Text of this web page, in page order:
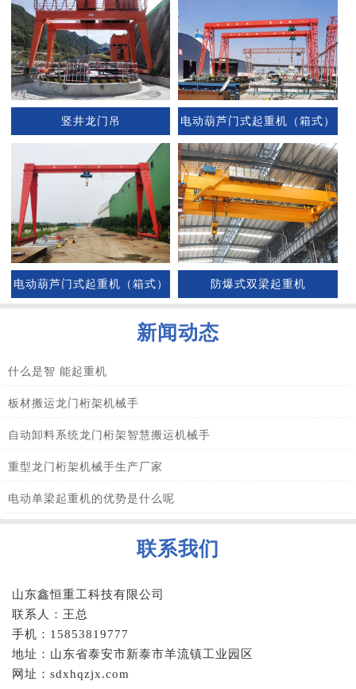
竖井龙门吊 电动葫芦门式起重机（箱式）
电动葫芦门式起重机（箱式） 防爆式双梁起重机
新闻动态
什么是智 能起重机
板材搬运龙门桁架机械手
自动卸料系统龙门桁架智慧搬运机械手
重型龙门桁架机械手生产厂家
电动单梁起重机的优势是什么呢
联系我们
山东鑫恒重工科技有限公司
联系人：王总
手机：15853819777
地址：山东省泰安市新泰市羊流镇工业园区
网址：sdxhqzjx.com